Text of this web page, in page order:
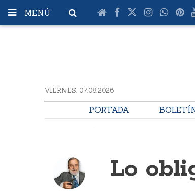
MENÚ
VIERNES. 07.08.2026
PORTADA
Lo